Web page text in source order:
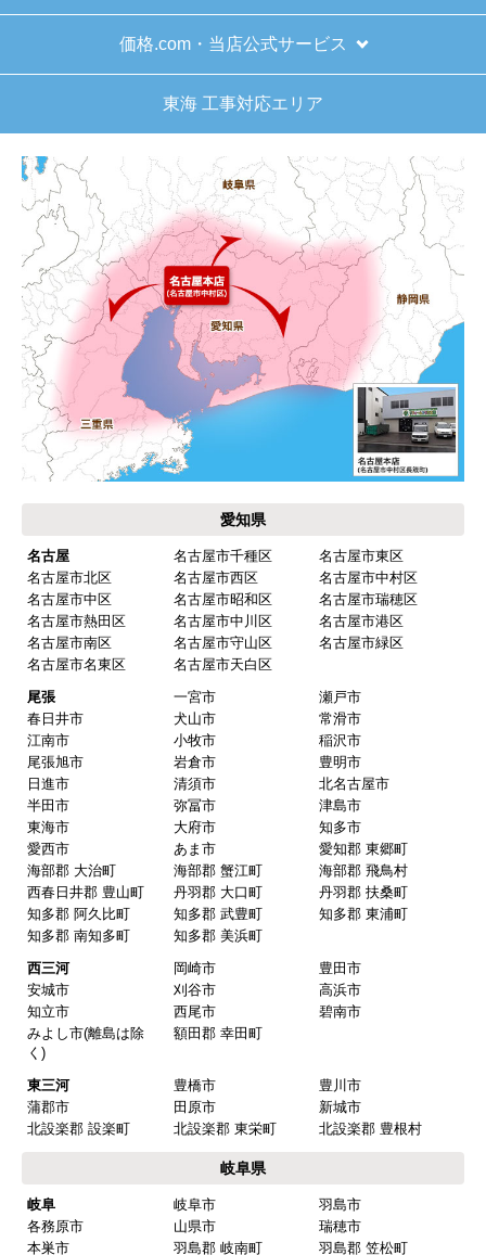
価格.com・当店公式サービス
東海 工事対応エリア
愛知県
名古屋 名古屋市千種区
名古屋市東区
名古屋市北区
名古屋市西区
名古屋市中村区
名古屋市中区
名古屋市昭和区
名古屋市瑞穂区
名古屋市熱田区
名古屋市中川区
名古屋市港区
名古屋市南区
名古屋市守山区
名古屋市緑区
名古屋市名東区
名古屋市天白区
尾張
一宮市
瀬戸市
春日井市
犬山市
常滑市
江南市
小牧市
稲沢市
尾張旭市
岩倉市
豊明市
日進市
清須市
北名古屋市
半田市
弥冨市
津島市
東海市
大府市
知多市
愛西市
あま市
愛知郡 東郷町
海部郡 大治町
海部郡 蟹江町
海部郡 飛鳥村
西春日井郡 豊山町
丹羽郡 大口町
丹羽郡 扶桑町
知多郡 阿久比町
知多郡 武豊町
知多郡 東浦町
知多郡 南知多町
知多郡 美浜町
西三河
岡崎市
豊田市
安城市
刈谷市
高浜市
知立市
西尾市
碧南市
みよし市(離島は除
く)
額田郡 幸田町
東三河 豊橋市
豊川市
蒲郡市
田原市
新城市
北設楽郡 設楽町
北設楽郡 東栄町 北設楽郡 豊根村
岐阜県
岐阜 岐阜市
羽島市
各務原市
山県市
瑞穂市
本巣市
羽島郡 岐南町
羽島郡 笠松町